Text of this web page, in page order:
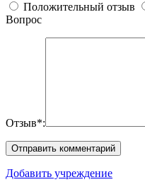
Положительный отзыв
Вопрос
Отзыв*:
Добавить учреждение